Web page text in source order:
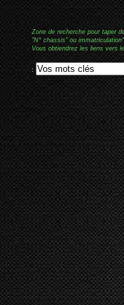
Zone de recherche pour taper
"N° chassis" ou
Vous obtiendrez les liens vers
: